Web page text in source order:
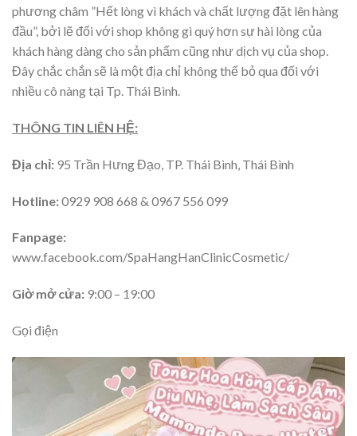
phương châm ”Hết lòng vì khách và chất lượng đặt lên hàng
đầu”, bởi lẽ đối với shop không gì quý hơn sự hài lòng của
khách hàng dàng cho sản phẩm cũng như dịch vụ của shop.
Đây chắc chắn sẽ là một địa chỉ không thể bỏ qua đối với
nhiều cô nàng tại Tp. Thái Bình.
THÔNG TIN LIÊN HỆ:
Địa chỉ: 95 Trần Hưng Đạo, TP. Thái Bình, Thái Bình
Hotline:0929 908 668 & 0967 556 099
Fanpage:
www.facebook.com/SpaHangHanClinicCosmetic/
Giờ mở cửa: 9:00 – 19:00
Gọi điện